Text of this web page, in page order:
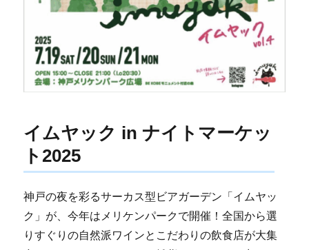
イムヤック in ナイトマーケッ
ト2025
神戸の夜を彩るサーカス型ビアガーデン「イムヤッ
ク」が、今年はメリケンパークで開催！全国から選
りすぐりの自然派ワインとこだわりの飲食店が大集